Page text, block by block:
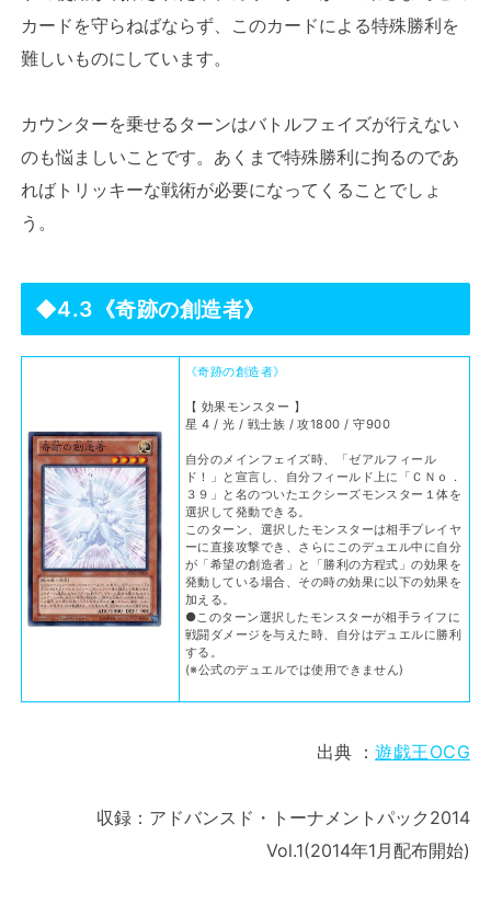
カードを守らねばならず、このカードによる特殊勝利を
難しいものにしています。
カウンターを乗せるターンはバトルフェイズが行えない
のも悩ましいことです。あくまで特殊勝利に拘るのであ
ればトリッキーな戦術が必要になってくることでしょ
う。
◆4.3《奇跡の創造者》
《奇跡の創造者》
【 効果モンスター 】
星 4 / 光 / 戦士族 / 攻1800 / 守900
自分のメインフェイズ時、「ゼアルフィール
ド！」と宣言し、自分フィールド上に「ＣＮｏ．
３９」と名のついたエクシーズモンスター１体を
選択して発動できる。
このターン、選択したモンスターは相手プレイヤ
ーに直接攻撃でき、さらにこのデュエル中に自分
が「希望の創造者」と「勝利の方程式」の効果を
発動している場合、その時の効果に以下の効果を
加える。
●このターン選択したモンスターが相手ライフに
戦闘ダメージを与えた時、自分はデュエルに勝利
する。
(※公式のデュエルでは使用できません)
出典 ：遊戯王OCG
収録：アドバンスド・トーナメントパック2014
Vol.1(2014年1月配布開始)